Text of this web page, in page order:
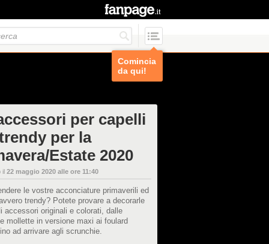
Comincia
da qui!
per capelli
per la
Estate 2020
il 22 maggio 2020 alle ore 11:40
le vostre acconciature primaverili ed
trendy? Potete provare a decorarle
accessori originali e colorati, dalle
mollette in versione maxi ai foulard
ad arrivare agli scrunchie.